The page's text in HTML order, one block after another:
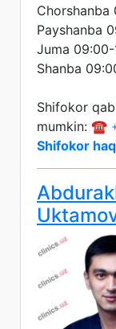
Chorshanba
Payshanba
Juma 09:00-
Shanba
Shifokor
mumkin: ☎️
Shifokor